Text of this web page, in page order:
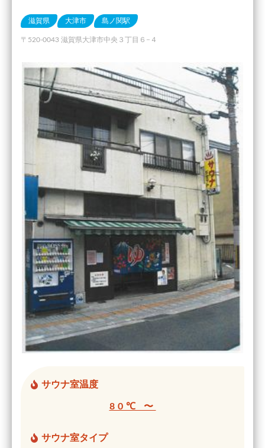
滋賀県 大津市 島ノ関駅
〒520-0043 滋賀県大津市中央３丁目６−４
サウナ室温度
80℃ 〜
サウナ室タイプ